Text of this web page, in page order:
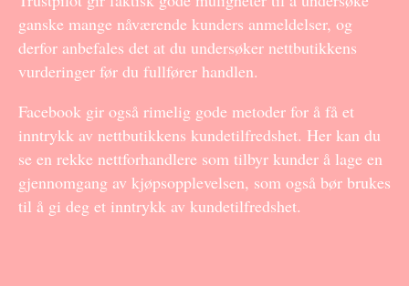
ganske mange nåværende kunders anmeldelser, og
derfor anbefales det at du undersøker nettbutikkens
vurderinger før du fullfører handlen.
Facebook gir også rimelig gode metoder for å få et
inntrykk av nettbutikkens kundetilfredshet. Her kan du
se en rekke nettforhandlere som tilbyr kunder å lage en
gjennomgang av kjøpsopplevelsen, som også bør brukes
til å gi deg et inntrykk av kundetilfredshet.